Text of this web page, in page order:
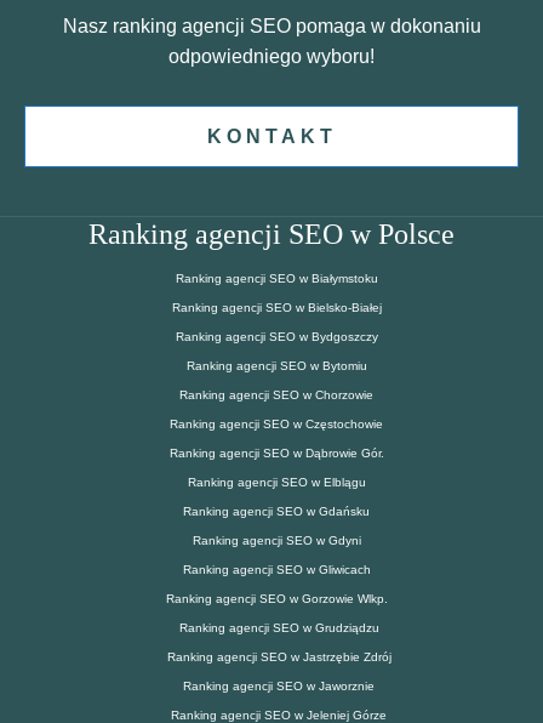
Nasz ranking agencji SEO pomaga w dokonaniu
odpowiedniego wyboru!
KONTAKT
Ranking agencji SEO w Polsce
Ranking agencji SEO w Białymstoku
Ranking agencji SEO w Bielsko-Białej
Ranking agencji SEO w Bydgoszczy
Ranking agencji SEO w Bytomiu
Ranking agencji SEO w Chorzowie
Ranking agencji SEO w Częstochowie
Ranking agencji SEO w Dąbrowie Gór.
Ranking agencji SEO w Elblągu
Ranking agencji SEO w Gdańsku
Ranking agencji SEO w Gdyni
Ranking agencji SEO w Gliwicach
Ranking agencji SEO w Gorzowie Wlkp.
Ranking agencji SEO w Grudziądzu
Ranking agencji SEO w Jastrzębie Zdrój
Ranking agencji SEO w Jaworznie
Ranking agencji SEO w Jeleniej Górze